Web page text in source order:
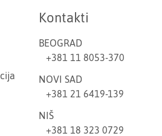
Kontakti
BEOGRAD
+381 11 8053-370
NOVI SAD
+381 21 6419-139
NIŠ
+381 18 323 0729